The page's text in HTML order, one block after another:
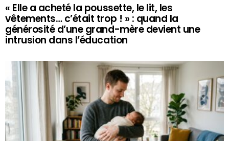
« Elle a acheté la poussette, le lit, les
vêtements… c’était trop ! » : quand la
générosité d’une grand-mère devient une
intrusion dans l’éducation